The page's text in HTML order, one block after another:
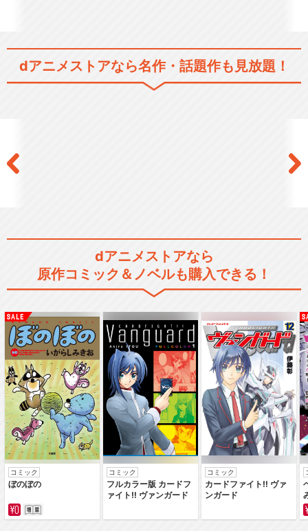
dアニメストアなら名作・話題作も見放題！
dアニメストアなら
原作コミック＆ノベルも購入できる！
コミック
ぼのぼの
コミック
フルカラー版 カードフ
ァイト‼ ヴァンガード
コミック
カードファイト‼ ヴァ
ンガード